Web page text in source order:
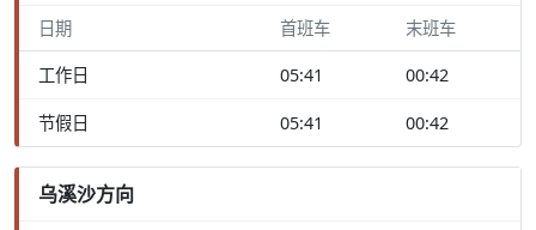
日期 首班车 末班车
工作日 05:41 00:42
节假日 05:41 00:42
乌溪沙方向